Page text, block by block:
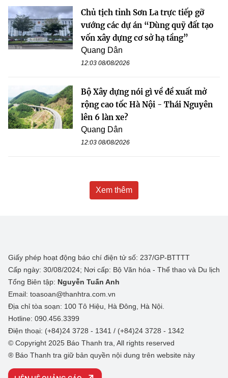
Chủ tịch tỉnh Sơn La trực tiếp gỡ
vướng các dự án “Dùng quỹ đất tạo
vốn xây dựng cơ sở hạ tầng”
Quang Dân
12:03 08/08/2026
Bộ Xây dựng nói gì về đề xuất mở
rộng cao tốc Hà Nội - Thái Nguyên
lên 6 làn xe?
Quang Dân
12:03 08/08/2026
Xem thêm
Giấy phép hoạt động báo chí điện tử số: 237/GP-BTTTT
Cấp ngày: 30/08/2024; Nơi cấp: Bộ Văn hóa - Thể thao và Du lịch
Tổng Biên tập: Nguyễn Tuấn Anh
Email: toasoan@thanhtra.com.vn
Địa chỉ tòa soạn: 100 Tô Hiệu, Hà Đông, Hà Nội.
Hotline: 090.456.3399
Điện thoại: (+84)24 3728 - 1341 / (+84)24 3728 - 1342
© Copyright 2025 Báo Thanh tra, All rights reserved
® Báo Thanh tra giữ bản quyền nội dung trên website này